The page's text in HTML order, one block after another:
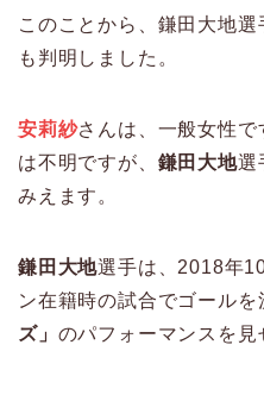
このことから、鎌田大地選
も判明しました。
安莉紗さんは、一般女性
は不明ですが、 鎌田大地選
みえます。
鎌田大地選手は、2018年
ン在籍時の試合でゴールを
ズ」 のパフォーマンスを見